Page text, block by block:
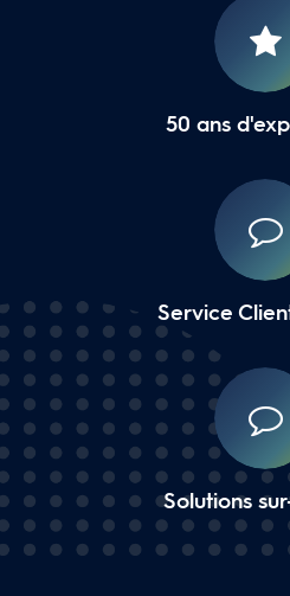
50 ans
Service
Solutions